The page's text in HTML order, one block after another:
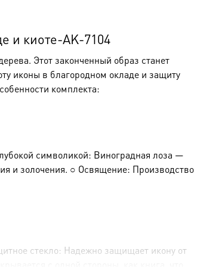
и киоте-AK-7104
Этот законченный образ станет
иконы в благородном окладе и защиту
комплекта:
символикой: Виноградная лоза —
и золочения. ○ Освящение: Производство
стекло: Надежно защищает икону от